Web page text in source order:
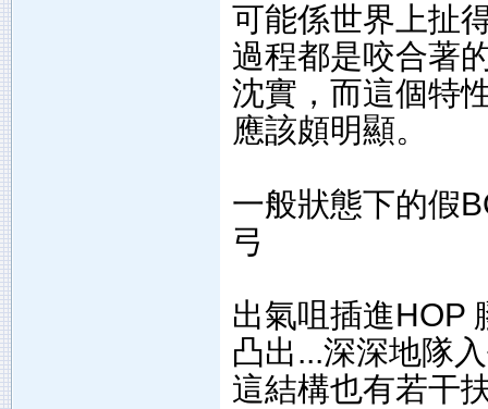
可能係世界上扯
過程都是咬合著
沈實，而這個特
應該頗明顯。
一般狀態下的假
弓
出氣咀插進HOP
凸出...深深地隊
這結構也有若干